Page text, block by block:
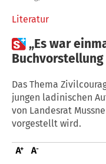
Literatur
„Es war
Das Thema
jungen ladinischen
von Landesrat
vorgestellt wird.